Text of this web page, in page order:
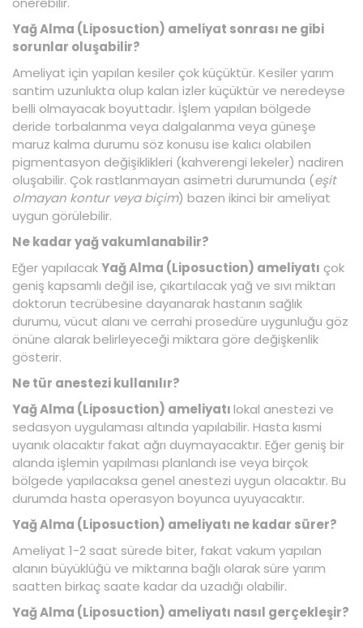
Yağ Alma (Liposuction) ameliyat sonrası ne gibi
sorunlar oluşabilir?
Ameliyat için yapılan kesiler çok küçüktür. Kesiler yarım
santim uzunlukta olup kalan izler küçüktür ve neredeyse
belli olmayacak boyuttadır. İşlem yapılan bölgede
deride torbalanma veya dalgalanma veya güneşe
maruz kalma durumu söz konusu ise kalıcı olabilen
pigmentasyon değişiklikleri (kahverengi lekeler) nadiren
oluşabilir. Çok rastlanmayan asimetri durumunda (eşit
olmayan kontur veya biçim) bazen ikinci bir ameliyat
uygun görülebilir.
Ne kadar yağ vakumlanabilir?
Eğer yapılacakYağ Alma (Liposuction) ameliyatı çok
geniş kapsamlı değil ise, çıkartılacak yağ ve sıvı miktarı
doktorun tecrübesine dayanarak hastanın sağlık
durumu, vücut alanı ve cerrahi prosedüre uygunluğu göz
önüne alarak belirleyeceği miktara göre değişkenlik
gösterir.
Ne tür anestezi kullanılır?
Yağ Alma (Liposuction) ameliyatılokal anestezi ve
sedasyon uygulaması altında yapılabilir. Hasta kısmi
uyanık olacaktır fakat ağrı duymayacaktır. Eğer geniş bir
alanda işlemin yapılması planlandı ise veya birçok
bölgede yapılacaksa genel anestezi uygun olacaktır. Bu
durumda hasta operasyon boyunca uyuyacaktır.
Yağ Alma (Liposuction) ameliyatı ne kadar sürer?
Ameliyat 1-2 saat sürede biter, fakat vakum yapılan
alanın büyüklüğü ve miktarına bağlı olarak süre yarım
saatten birkaç saate kadar da uzadığı olabilir.
Yağ Alma (Liposuction) ameliyatı nasıl gerçekleşir?